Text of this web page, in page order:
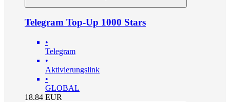
Telegram Top-Up 1000 Stars
•
Telegram
•
Aktivierungslink
•
GLOBAL
18.84 EUR